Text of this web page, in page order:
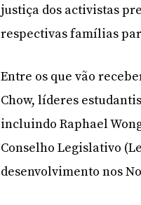
justiça dos activistas
respectivas famílias
Entre os que vão
Chow, líderes
incluindo Raphael
Conselho Legislativo
desenvolvimento nos